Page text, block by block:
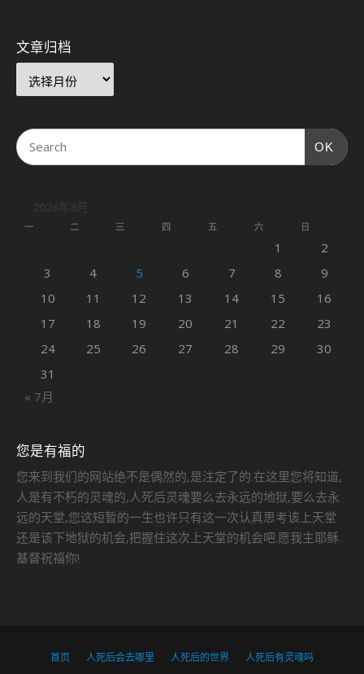
文章归档
OK
一 二 三 四 五 六 日
« 7月
1
2
3
4 5 6 7 8
9
10
11 12 13 14 15
16
17
18 19 20 21 22
23
24
25 26 27 28 29
30
31
您是有福的
您来到我们的网站绝不是偶然的,是注定了的.在这里您将知道,
人是有不朽的灵魂的,人死后灵魂要么去永远的地狱,要么去永
远的天堂,您这短暂的一生也许只有这一次认真思考该上天堂
还是该下地狱的机会,把握住这次上天堂的机会吧.愿我主耶稣
基督祝福你!
首页 人死后会去哪里 人死后的世界 人死后有灵魂吗